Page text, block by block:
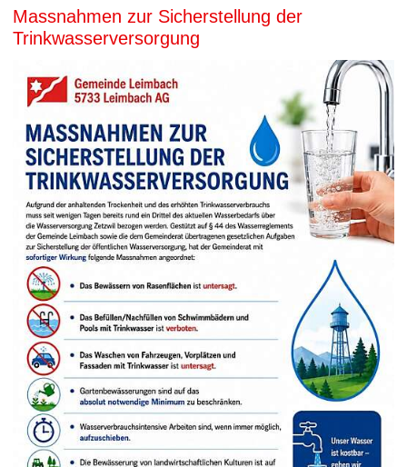
Massnahmen zur Sicherstellung der
Trinkwasserversorgung